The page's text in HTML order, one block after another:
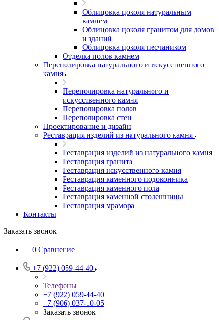
Облицовка цоколя натуральным
камнем
Облицовка цоколя гранитом для домов
и зданий
Облицовка цоколя песчаником
Отделка полов камнем
Переполировка натурального и искусственного
камня
Переполировка натурального и
искусственного камня
Переполировка полов
Переполировка стен
Проектирование и дизайн
Реставрация изделий из натурального камня
Реставрация изделий из натурального камня
Реставрация гранита
Реставрация искусственного камня
Реставрация каменного подоконника
Реставрация каменного пола
Реставрация каменной столешницы
Реставрация мрамора
Контакты
Заказать звонок
0 Сравнение
+7 (922) 059-44-40
Телефоны
+7 (922) 059-44-40
+7 (906) 037-10-05
Заказать звонок